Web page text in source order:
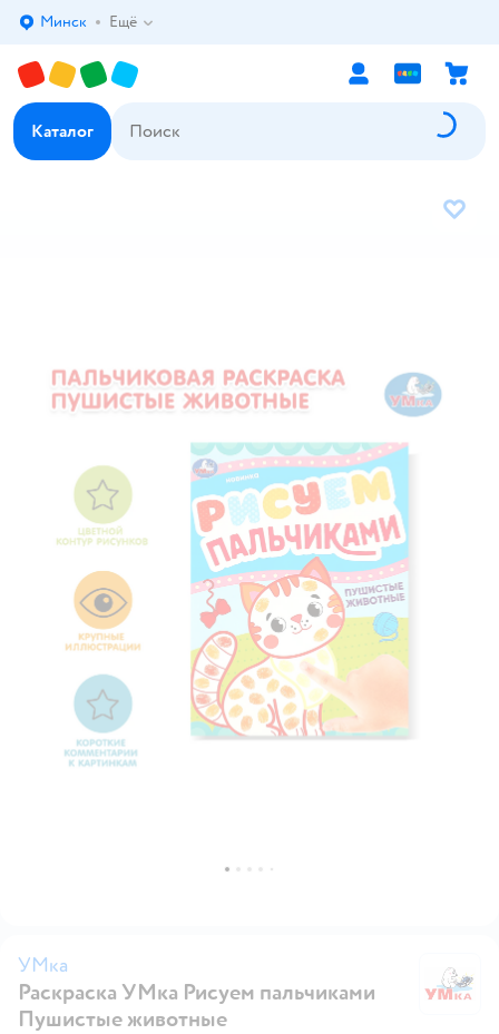
Выбор адреса доставки.
Минск Ещё
Каталог
В
УМка
Раскраска УМка Рисуем пальчиками
Пушистые животные